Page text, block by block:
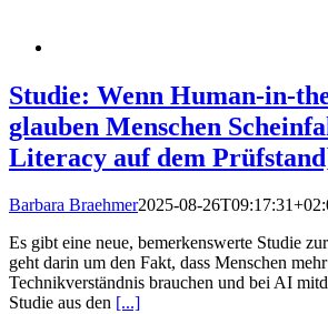
Studie: Wenn Human-in-
glauben Menschen
Literacy auf dem
Barbara Braehmer2025-08-
Es gibt eine neue, bemerkenswerte Studie
geht darin um den Fakt, dass Menschen
Technikverständnis brauchen und bei AI
Studie aus den [...]